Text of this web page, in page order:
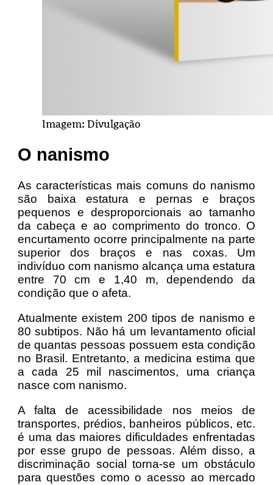
Imagem: Divulgação
O nanismo
As características mais comuns do nanismo
são baixa estatura e pernas e braços
pequenos e desproporcionais ao tamanho
da cabeça e ao comprimento do tronco. O
encurtamento ocorre principalmente na parte
superior dos braços e nas coxas. Um
indivíduo com nanismo alcança uma estatura
entre 70 cm e 1,40 m, dependendo da
condição que o afeta.
Atualmente existem 200 tipos de nanismo e
80 subtipos. Não há um levantamento oficial
de quantas pessoas possuem esta condição
no Brasil. Entretanto, a medicina estima que
a cada 25 mil nascimentos, uma criança
nasce com nanismo.
A falta de acessibilidade nos meios de
transportes, prédios, banheiros públicos, etc.
é uma das maiores dificuldades enfrentadas
por esse grupo de pessoas. Além disso, a
discriminação social torna-se um obstáculo
para questões como o acesso ao mercado